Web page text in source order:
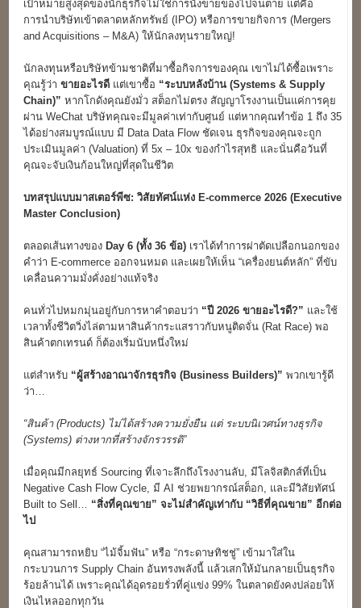
เป้าหมายสูงสุดของนักธุรกิจไม่ใช่การนั่งขายของไปจนตาย แต่คือ
การนำบริษัทเข้าตลาดหลักทรัพย์ (IPO) หรือการขายกิจการ (Mergers
and Acquisitions – M&A) ให้นักลงทุนรายใหญ่!
นักลงทุนหรือบริษัทข้ามชาติที่มาซื้อกิจการของคุณ เขาไม่ได้ซื้อเพราะ
คุณรู้ว่าขายอะไรดี แต่เขาซื้อ “ระบบหลังบ้าน (Systems & Supply
Chain)” หากโกดังคุณยังมั่ว สต็อกไม่ตรง สัญญาโรงงานเป็นแค่การคุย
ผ่าน WeChat บริษัทคุณจะมีมูลค่าเท่ากับศูนย์ แต่หากคุณทำข้อ 1 ถึง 35
ได้อย่างสมบูรณ์แบบ มี Data Data Flow ชัดเจน ธุรกิจของคุณจะถูก
ประเมินมูลค่า (Valuation) ที่ 5x – 10x ของกำไรสุทธิ และนั่นคือวันที่
คุณจะจับเงินก้อนใหญ่ที่สุดในชีวิต
บทสรุปแบบมาสเตอร์พีซ: วิสัยทัศน์แห่ง E-commerce 2026 (Executive
Master Conclusion)
ตลอดเส้นทางของ Day 6 (ทั้ง 36ข้อ) เราได้ทำการผ่าตัดเปลือกนอกของ
คำว่า E-commerce ออกจนหมด และเผยให้เห็น “เครื่องยนต์หลัก” ที่ขับ
เคลื่อนความมั่งคั่งอย่างแท้จริง
คนทั่วไปหมกมุ่นอยู่กับการหาคำตอบว่า “ปี 2026ขายอะไรดี?” และใช้
เวลาทั้งชีวิตวิ่งไล่ตามหาสินค้ากระแสราวกับหนูติดจั่น (Rat Race) พอ
สินค้าตกเทรนด์ ก็ต้องเริ่มนับหนึ่งใหม่
แต่สำหรับ “ผู้สร้างอาณาจักรธุรกิจ (Business Builders)” พวกเขารู้ดี
ว่า…
“สินค้า (Products) ไม่ได้สร้างความยั่งยืน แต่ ระบบนิเวศน์ทางธุรกิจ
(Systems) ต่างหากที่สร้างจักรวรรดิ”
เมื่อคุณมีกลยุทธ์ Sourcing ที่เจาะลึกถึงโรงงานลับ, มีโลจิสติกส์ที่เป็น
Negative Cash Flow Cycle, มี AI ช่วยพยากรณ์สต็อก, และมีวิสัยทัศน์
Built to Sell… “สิ่งที่คุณขาย” จะไม่สำคัญเท่ากับ “วิธีที่คุณขาย” อีกต่อ
ไป
คุณสามารถหยิบ “ไม้จิ้มฟัน” หรือ “กระดาษทิชชู่” เข้ามาใส่ใน
กระบวนการ Supply Chain อันทรงพลังนี้ แล้วเสกให้มันกลายเป็นธุรกิจ
ร้อยล้านได้ เพราะคุณได้อุดรอยรั่วที่คู่แข่ง 99% ในตลาดยังคงปล่อยให้
เงินไหลออกทุกวัน